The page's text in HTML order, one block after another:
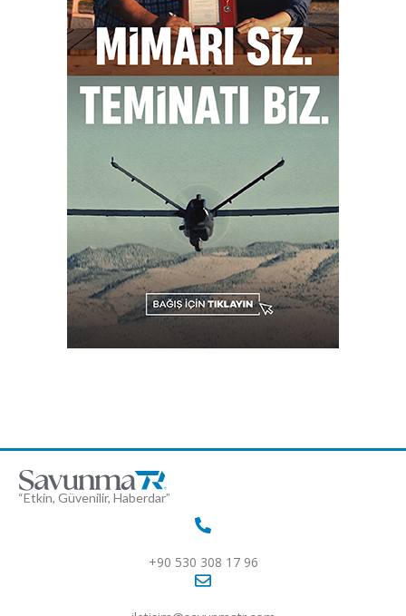
“Etkin, Güvenilir, Haberdar”
+90 530 308 17 96